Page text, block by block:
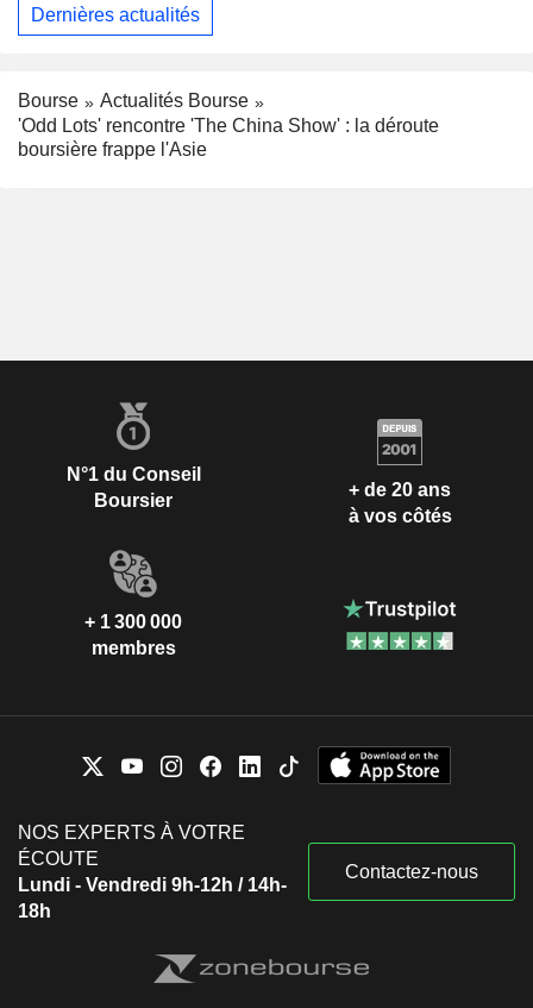
Dernières actualités
Bourse
Actualités Bourse
'Odd Lots' rencontre 'The China Show' : la déroute
boursière frappe l'Asie
N°1 du Conseil
Boursier
+ de 20 ans
à vos côtés
+ 1 300 000
membres
NOS EXPERTS À VOTRE
ÉCOUTE
Lundi - Vendredi 9h-12h / 14h-
18h
Contactez-nous